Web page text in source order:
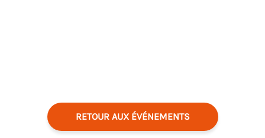
RETOUR AUX ÉVÉNEMENTS